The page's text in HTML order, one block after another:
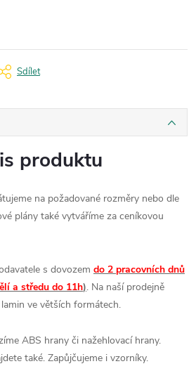
Sdílet
produktu
na požadované rozměry nebo dle
plány také vytváříme za ceníkovou
s dovozem do 2 pracovních dnů
a středu do 11h). Na naší prodejně
ve větších formátech.
ABS hrany či nažehlovací hrany.
také. Zapůjčujeme i vzorníky.